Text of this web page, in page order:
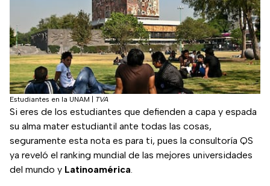
Estudiantes en la UNAM TVA
Si eres de los estudiantes que defienden a capa y espada
su alma mater estudiantil ante todas las cosas,
seguramente esta nota es para ti, pues la consultoría QS
ya reveló el ranking mundial de las mejores universidades
del mundo y Latinoamérica.